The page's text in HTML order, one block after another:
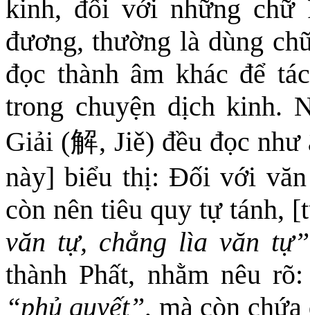
kinh, đối với những chữ
đương, thường là dùng
đọc thành âm khác để
trong chuyện dịch kinh.
Giải (解, Jiě) đều đọc
này] biểu thị: Đối với
còn nên tiêu quy tự tánh,
văn tự, chẳng lìa văn tự”
thành Phất, nhằm nêu
“phủ quyết”, mà còn